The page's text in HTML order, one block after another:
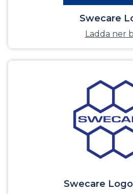
Swecare
Ladda ner
Swecare